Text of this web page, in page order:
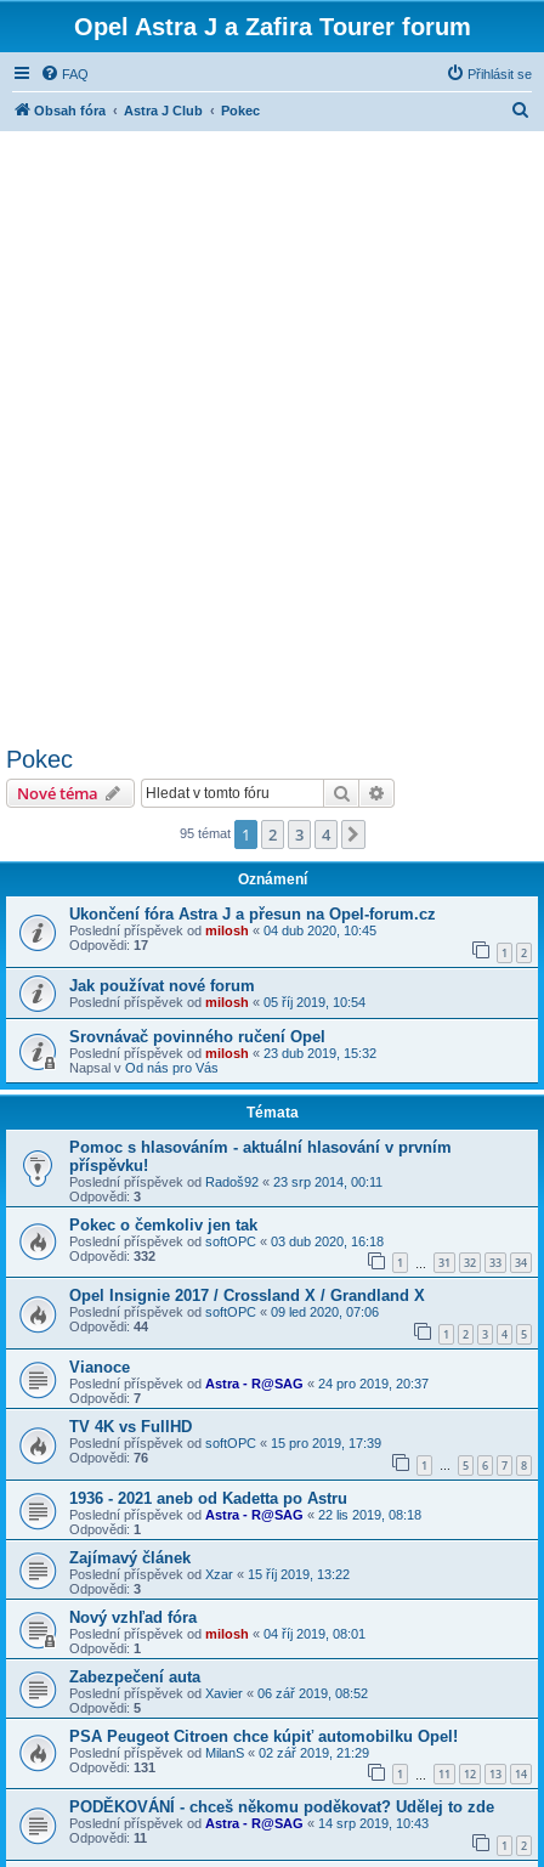
Opel Astra J a Zafira Tourer forum
FAQ Přihlásit se
Obsah fóra Astra J Club Pokec
Pokec
Nové téma Hledat
95 témat 1 2 3 4
Oznámení
Ukončení fóra Astra J a přesun na Opel-forum.cz
Poslední příspěvek od milosh « 04 dub 2020, 10:45
Odpovědi: 17 1 2
Jak používat nové forum
Poslední příspěvek od milosh « 05 říj 2019, 10:54
Srovnávač povinného ručení Opel
Poslední příspěvek od milosh « 23 dub 2019, 15:32
Napsal v Od nás pro Vás
Témata
Pomoc s hlasováním - aktuální hlasování v prvním
příspěvku!
Poslední příspěvek od Radoš92 « 23 srp 2014, 00:11
Odpovědi: 3
Pokec o čemkoliv jen tak
Poslední příspěvek od softOPC « 03 dub 2020, 16:18
Odpovědi: 332 1 31 32 33 34
Opel Insignie 2017 / Crossland X / Grandland X
Poslední příspěvek od softOPC « 09 led 2020, 07:06
Odpovědi: 44 1 2 3 4 5
Vianoce
Poslední příspěvek od Astra - R@SAG « 24 pro 2019, 20:37
Odpovědi: 7
TV 4K vs FullHD
Poslední příspěvek od softOPC « 15 pro 2019, 17:39
Odpovědi: 76 1 … 5 6 7 8
1936 - 2021 aneb od Kadetta po Astru
Poslední příspěvek od Astra - R@SAG « 22 lis 2019, 08:18
Odpovědi: 1
Zajímavý článek
Poslední příspěvek od Xzar « 15 říj 2019, 13:22
Odpovědi: 3
Nový vzhľad fóra
Poslední příspěvek od milosh « 04 říj 2019, 08:01
Odpovědi: 1
Zabezpečení auta
Poslední příspěvek od Xavier « 06 zář 2019, 08:52
Odpovědi: 5
PSA Peugeot Citroen chce kúpiť automobilku Opel!
Poslední příspěvek od MilanS « 02 zář 2019, 21:29
Odpovědi: 131 1 11 12 13 14
PODĚKOVÁNÍ - chceš někomu poděkovat? Udělej to zde
Poslední příspěvek od Astra - R@SAG « 14 srp 2019, 10:43
Odpovědi: 11 1 2